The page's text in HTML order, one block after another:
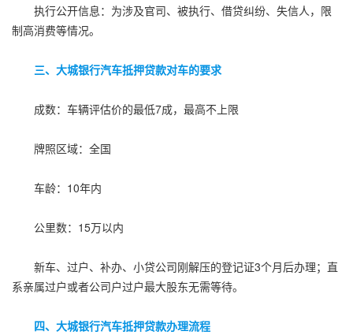
执行公开信息：为涉及官司、被执行、借贷纠纷、失信人，限
制高消费等情况。
三、大城银行汽车抵押贷款对车的要求
成数：车辆评估价的最低7成，最高不上限
牌照区域：全国
车龄：10年内
公里数：15万以内
新车、过户、补办、小贷公司刚解压的登记证3个月后办理；直
系亲属过户或者公司户过户最大股东无需等待。
四、大城银行汽车抵押贷款办理流程